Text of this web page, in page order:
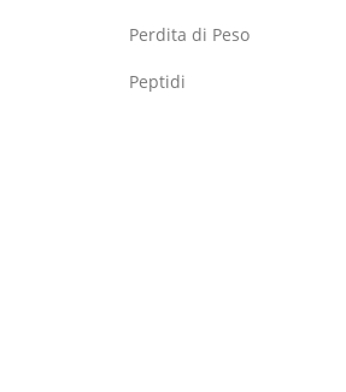
Perdita di Peso
Peptidi